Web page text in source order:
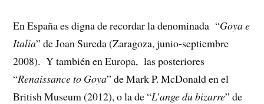
En España es digna de recordar la denominada “Goya e
Italia” de Joan Sureda (Zaragoza, junio-septiembre
2008). Y también en Europa, las posteriores
“Renaissance to Goya” de Mark P. McDonald en el
British Museum (2012), o la de “L’ange du bizarre” de